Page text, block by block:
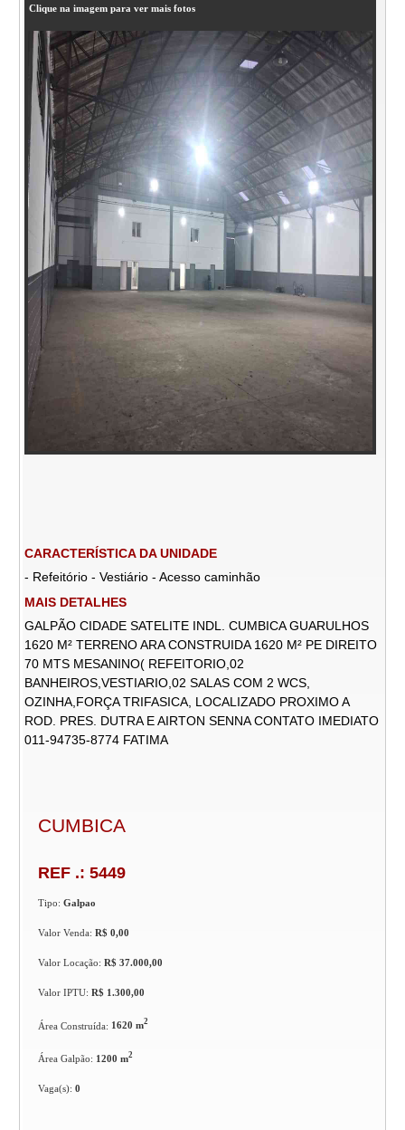
Clique na imagem para ver mais fotos
CARACTERÍSTICA DA UNIDADE
- Refeitório - Vestiário - Acesso caminhão
MAIS DETALHES
GALPÃO CIDADE SATELITE INDL. CUMBICA GUARULHOS
1620 M² TERRENO ARA CONSTRUIDA 1620 M² PE DIREITO
70 MTS MESANINO( REFEITORIO,02
BANHEIROS,VESTIARIO,02 SALAS COM 2 WCS,
OZINHA,FORÇA TRIFASICA, LOCALIZADO PROXIMO A
ROD. PRES. DUTRA E AIRTON SENNA CONTATO IMEDIATO
011-94735-8774 FATIMA
CUMBICA
REF .: 5449
Tipo:Galpao
Valor Venda:R$ 0,00
Valor Locação:R$ 37.000,00
Valor IPTU:R$ 1.300,00
Área Construída: 1620 m2
Área Galpão: 1200 m2
Vaga(s):0